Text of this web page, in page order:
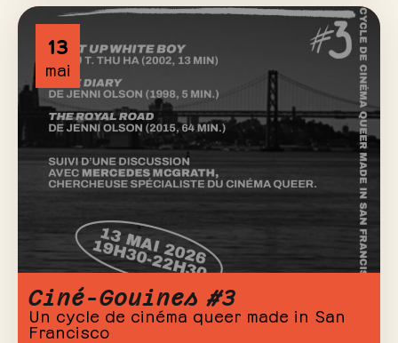
13
mai
Ciné-Gouines #3
Un cycle de cinéma queer made in San
Francisco